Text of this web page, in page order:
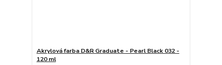
Akrylová farba D&R Graduate - Pearl Black 032 -
120 ml